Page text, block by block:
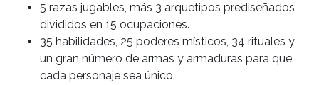
5 razas jugables, más 3 arquetipos prediseñados
divididos en 15 ocupaciones.
35 habilidades, 25 poderes místicos, 34 rituales y
un gran número de armas y armaduras para que
cada personaje sea único.